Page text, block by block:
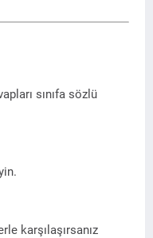
sınıfa sözlü
karşılaşırsanız